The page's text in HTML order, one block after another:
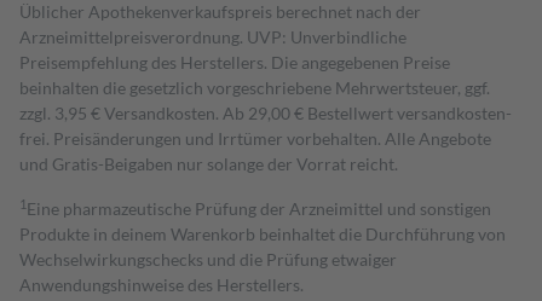
Üblicher Apothekenverkaufspreis berechnet nach der
Arzneimittelpreisverordnung. UVP: Unverbindliche
Preisempfehlung des Herstellers. Die angegebenen Preise
beinhalten die gesetzlich vorgeschriebene Mehrwertsteuer, ggf.
zzgl. 3,95 € Versandkosten. Ab 29,00 € Bestell­wert versand­kosten­
frei. Preisänderungen und Irrtümer vorbehalten. Alle Angebote
und Gratis-Beigaben nur solange der Vorrat reicht.
1 Eine pharmazeutische Prüfung der Arzneimittel und sonstigen
Produkte in deinem Warenkorb beinhaltet die Durchführung von
Wechselwirkungschecks und die Prüfung etwaiger
Anwendungshinweise des Herstellers.